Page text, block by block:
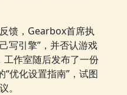
馈，Gearbox首席执
写引擎”，并否认游戏
工作室随后发布了一份
优化设置指南”，试图
。